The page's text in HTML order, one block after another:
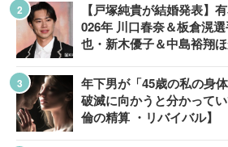
【戸塚純貴が結婚発表】
026年 川口春奈＆板倉滉
也・新木優子＆中島裕翔
年下男が「45歳の私の身
破滅に向かうと分かって
倫の精算 ・リバイバル】